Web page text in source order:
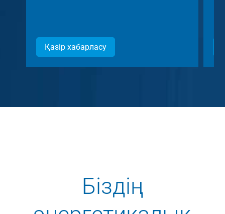
Қазір хабарласу
Біздің